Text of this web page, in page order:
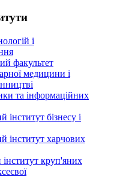
і
факультет
медицини і
та інформаційних
інститут бізнесу і
інститут харчових
круп'яних